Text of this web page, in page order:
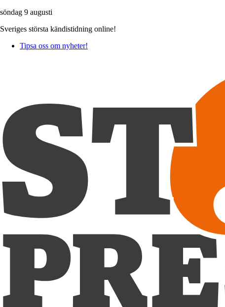
söndag 9 augusti
Sveriges största kändistidning online!
Tipsa oss om nyheter!